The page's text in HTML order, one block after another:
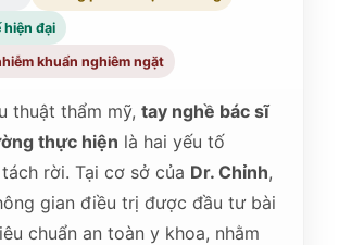
hiện đại
khuẩn nghiêm ngặt
thuật thẩm mỹ,tay nghề bác sĩ
thực hiện là hai yếu tố
rời. Tại cơ sở của Dr. Chỉnh,
gian điều trị được đầu tư bài
chuẩn an toàn y khoa, nhằm